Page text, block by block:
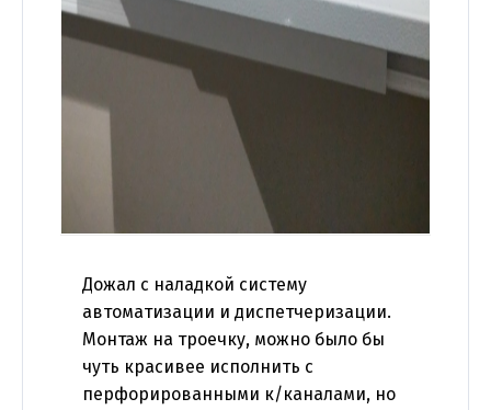
Дожал с наладкой систему
автоматизации и диспетчеризации.
Монтаж на троечку, можно было бы
чуть красивее исполнить с
перфорированными к/каналами, но